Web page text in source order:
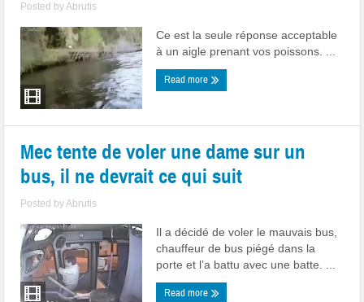
Posted byAbrutis
Ce est la seule réponse acceptable
à un aigle prenant vos poissons. ...
Read more
Mec tente de voler une dame sur un
bus, il ne devrait ce qui suit
Posted byAbrutis
Il a décidé de voler le mauvais bus,
chauffeur de bus piégé dans la
porte et l’a battu avec une batte. ...
Read more